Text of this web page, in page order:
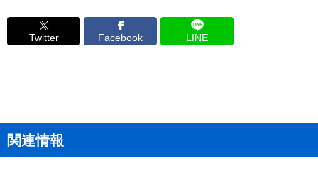
Twitter Facebook LINE
関連情報